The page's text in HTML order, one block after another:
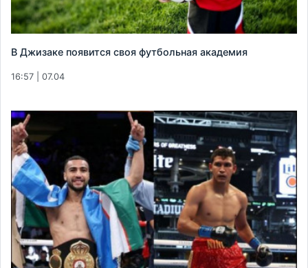
В Джизаке появится своя футбольная академия
16:57 | 07.04